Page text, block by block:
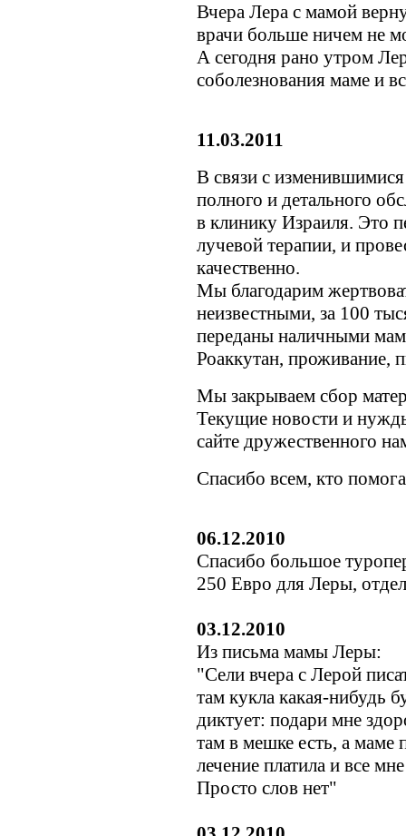
Вчера Лера с мамой
врачи больше ничем не
А сегодня рано утром
соболезнования маме и
11.03.2011
В связи с
полного и детального
в клинику Израиля. Это
лучевой терапии, и
качественно.
Мы благодарим
неизвестными, за 100
переданы наличными
Роаккутан, проживание,
Мы закрываем сбор
Текущие новости и
сайте дружественного
Спасибо всем, кто
06.12.2010
Спасибо большое
250 Евро для Леры,
03.12.2010
Из письма мамы Леры:
"Сели вчера с Лерой
там кукла какая-нибудь
диктует: подари мне
там в мешке есть, а маме
лечение платила и все
Просто слов нет"